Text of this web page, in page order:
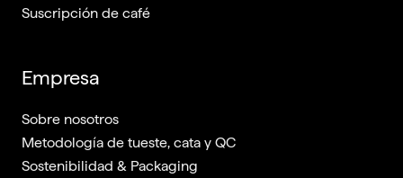
Suscripción de café
Empresa
Sobre nosotros
Metodología de tueste, cata y QC
Sostenibilidad & Packaging